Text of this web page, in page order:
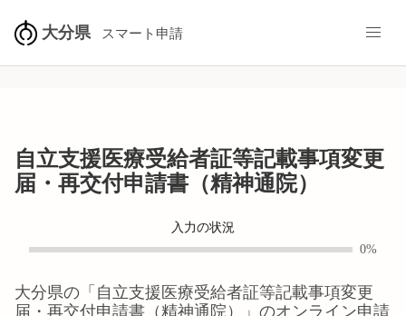
大分県 スマート申請
自立支援医療受給者証等記載事項変更
届・再交付申請書（精神通院）
入力の状況
0%
大分県の「 自立支援医療受給者証等記載事項変更
届・再交付申請書（精神通院）
」のオンライン申請